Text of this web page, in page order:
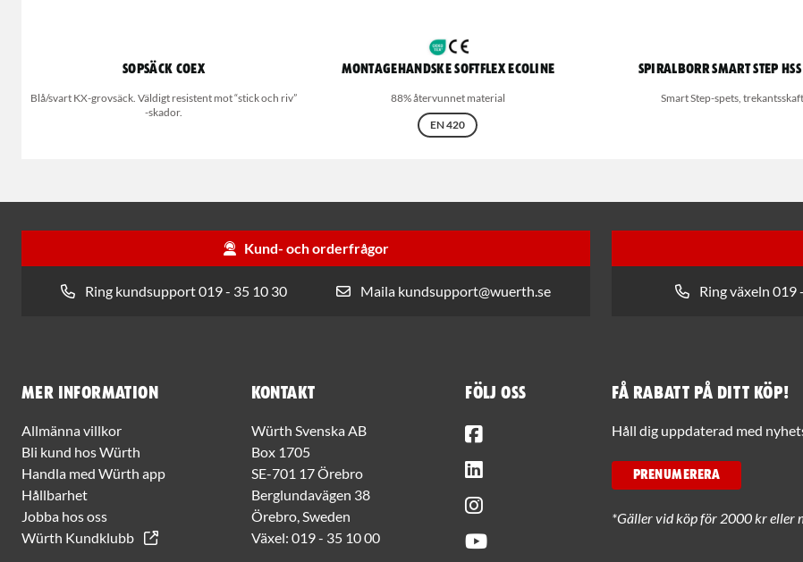
Sopsäck Coex
Blå/svart KX-grovsäck. Väldigt resistent mot “stick och riv”
-skador.
Montagehandske Softflex Ecoline
88% återvunnet material
EN 420
Spiralborr Smart Step HSS
Smart Step-spets, trekantsskaft
Kund- och orderfrågor
Ring kundsupport 019 - 35 10 30 Maila kundsupport@wuerth.se Ring växeln 019
Mer information
Allmänna villkor
Bli kund hos Würth
Handla med Würth app
Hållbarhet
Jobba hos oss
Würth Kundklubb
Kontakt
Würth Svenska AB
Box 1705
SE-701 17 Örebro
Berglundavägen 38
Örebro, Sweden
Växel: 019 - 35 10 00
Följ oss Få rabatt på ditt köp!
Håll dig uppdaterad med
PRENUMERERA
*Gäller vid köp för 2000 kr eller